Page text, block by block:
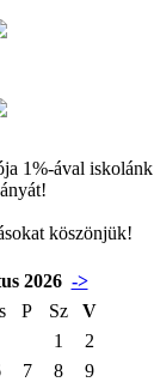
1%-ával iskolánk
köszönjük!
2026 ->
P Sz
V
1
2
7 8
9